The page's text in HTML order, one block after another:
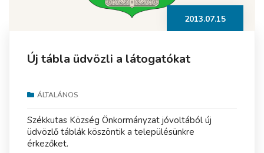
2013.07.15
Új tábla üdvözli a látogatókat
ÁLTALÁNOS
Székkutas Község Önkormányzat jóvoltából új
üdvözlő táblák köszöntik a településünkre
érkezőket.